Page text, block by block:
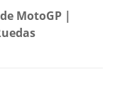
MotoGP |